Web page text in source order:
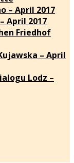
– April 2017
April 2017
Friedhof
– April
Lodz –